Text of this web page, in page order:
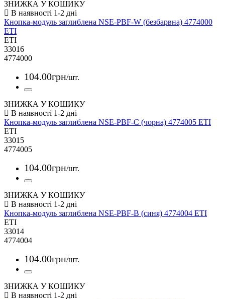
ЗНИЖКА У КОШИКУ
Кнопка-модуль заглиблена NSE-PBF-W (безбарвна) 4774000
ETI
ETI
33016
4774000
104.00грн/шт.
ЗНИЖКА У КОШИКУ
Кнопка-модуль заглиблена NSE-PBF-C (чорна) 4774005 ETI
ETI
33015
4774005
104.00грн/шт.
ЗНИЖКА У КОШИКУ
Кнопка-модуль заглиблена NSE-PBF-B (синя) 4774004 ETI
ETI
33014
4774004
104.00грн/шт.
ЗНИЖКА У КОШИКУ